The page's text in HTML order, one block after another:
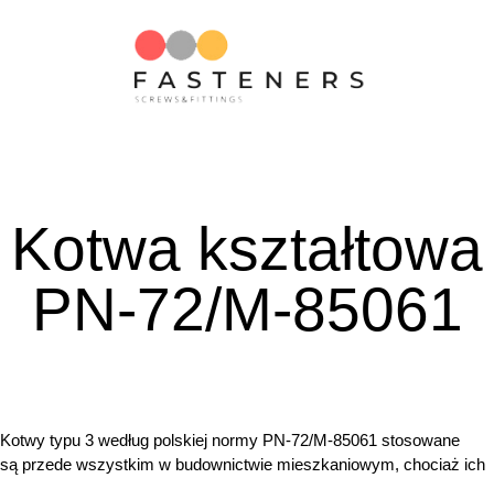
Kotwa kształtowa
PN-72/M-85061
Kotwy typu 3 według polskiej normy PN-72/M-85061 stosowane
są przede wszystkim w budownictwie mieszkaniowym, chociaż ich